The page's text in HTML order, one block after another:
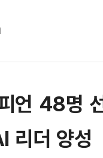
언 48명
리더 양성